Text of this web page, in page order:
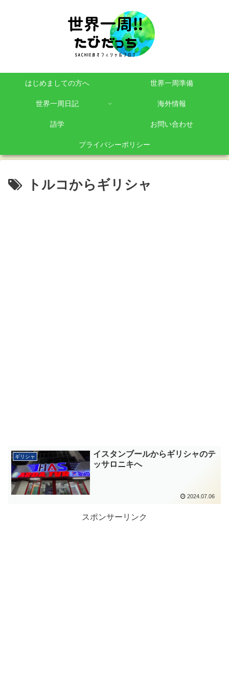
はじめましての方へ 世界一周準備
世界一周日記 海外情報
語学 お問い合わせ
プライバシーポリシー
トルコからギリシャ
ギリシャ
イスタンブールからギリシャのテ
ッサロニキへ
2024.07.06
スポンサーリンク